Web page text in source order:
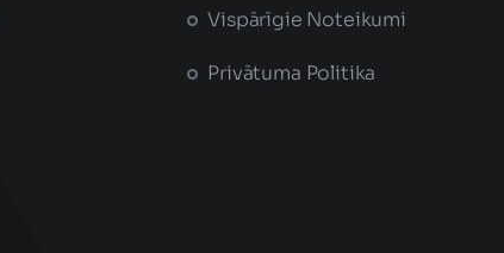
Vispārīgie Noteikumi
Privātuma Politika